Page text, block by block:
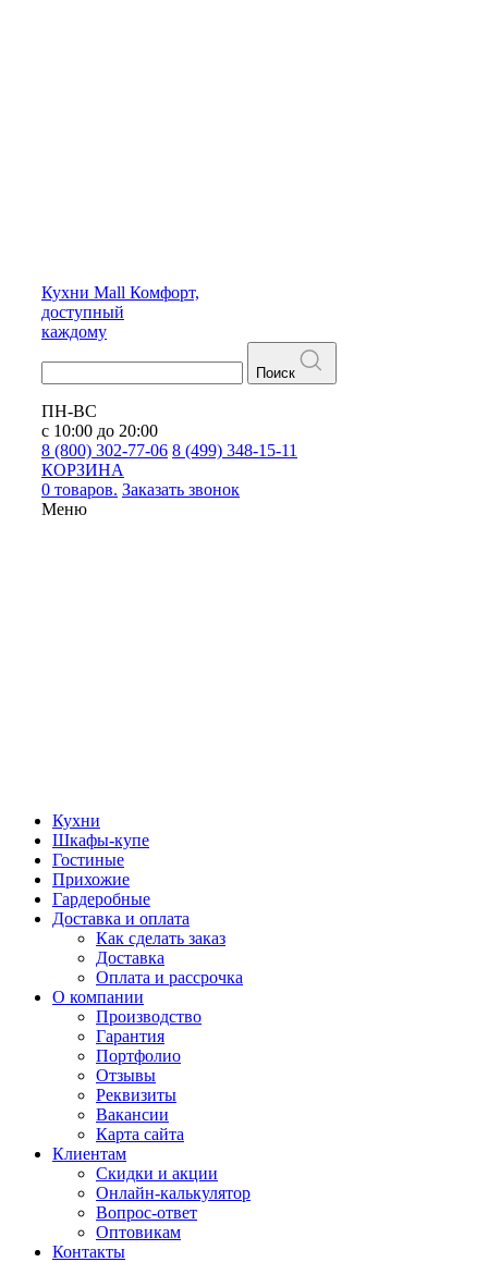
Кухни Mall Комфорт,
доступный
каждому
Поиск
ПН-ВС
с 10:00 до 20:00
8 (800) 302-77-06 8 (499) 348-15-11
КОРЗИНА
0 товаров. Заказать звонок
Меню
Кухни
Шкафы-купе
Гостиные
Прихожие
Гардеробные
Доставка и оплата
Как сделать заказ
Доставка
Оплата и рассрочка
О компании
Производство
Гарантия
Портфолио
Отзывы
Реквизиты
Вакансии
Карта сайта
Клиентам
Скидки и акции
Онлайн-калькулятор
Вопрос-ответ
Оптовикам
Контакты